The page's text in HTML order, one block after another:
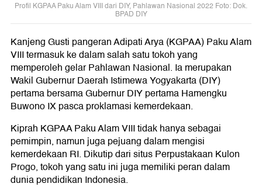
Profil KGPAA Paku Alam VIII dari DIY, Pahlawan Nasional 2022 Foto: Dok.
BPAD DIY
Kanjeng Gusti pangeran Adipati Arya (KGPAA) Paku Alam
VIII termasuk ke dalam salah satu tokoh yang
memperoleh gelar Pahlawan Nasional. Ia merupakan
Wakil Gubernur Daerah Istimewa Yogyakarta (DIY)
pertama bersama Gubernur DIY pertama Hamengku
Buwono IX pasca proklamasi kemerdekaan.
Kiprah KGPAA Paku Alam VIII tidak hanya sebagai
pemimpin, namun juga pejuang dalam mengisi
kemerdekaan RI. Dikutip dari situs Perpustakaan Kulon
Progo, tokoh yang satu ini juga memiliki peran dalam
dunia pendidikan Indonesia.